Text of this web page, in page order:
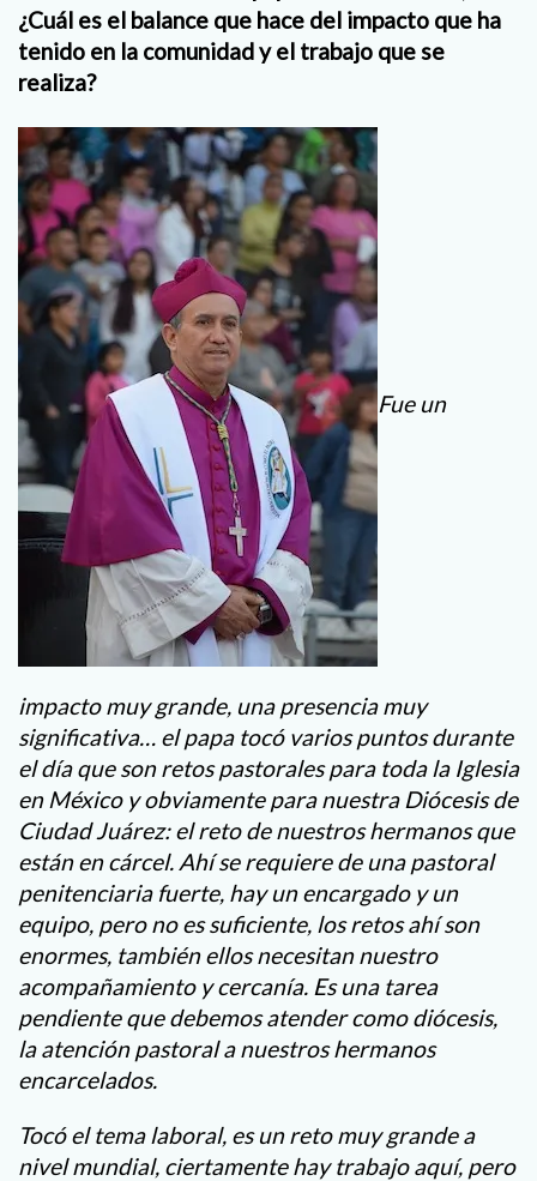
¿Cuál es el balance que hace del impacto que ha
tenido en la comunidad y el trabajo que se
realiza?
Fue un
impacto muy grande, una presencia muy
significativa… el papa tocó varios puntos durante
el día que son retos pastorales para toda la Iglesia
en México y obviamente para nuestra Diócesis de
Ciudad Juárez: el reto de nuestros hermanos que
están en cárcel. Ahí se requiere de una pastoral
penitenciaria fuerte, hay un encargado y un
equipo, pero no es suficiente, los retos ahí son
enormes, también ellos necesitan nuestro
acompañamiento y cercanía. Es una tarea
pendiente que debemos atender como diócesis,
la atención pastoral a nuestros hermanos
encarcelados.
Tocó el tema laboral, es un reto muy grande a
nivel mundial, ciertamente hay trabajo aquí, pero